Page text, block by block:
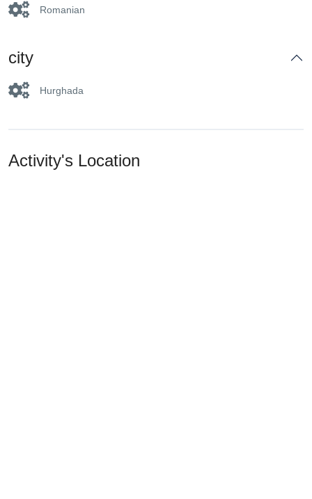
Romanian
city
Hurghada
Activity's Location